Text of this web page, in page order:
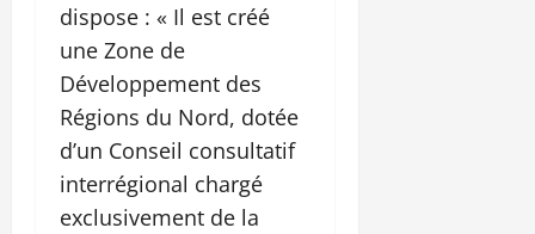
dispose : « Il est créé
une Zone de
Développement des
Régions du Nord, dotée
d’un Conseil consultatif
interrégional chargé
exclusivement de la